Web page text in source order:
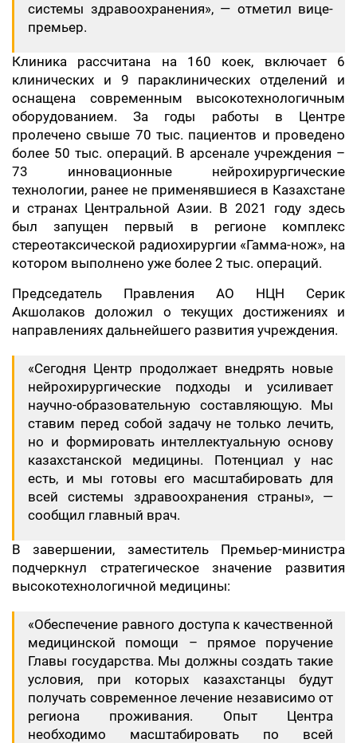
системы здравоохранения», — отметил вице-
премьер.
Клиника рассчитана на 160 коек, включает 6
клинических и 9 параклинических отделений и
оснащена современным высокотехнологичным
оборудованием. За годы работы в Центре
пролечено свыше 70 тыс. пациентов и проведено
более 50 тыс. операций. В арсенале учреждения –
73 инновационные нейрохирургические
технологии, ранее не применявшиеся в Казахстане
и странах Центральной Азии. В 2021 году здесь
был запущен первый в регионе комплекс
стереотаксической радиохирургии «Гамма-нож», на
котором выполнено уже более 2 тыс. операций.
Председатель Правления АО НЦН Серик
Акшолаков доложил о текущих достижениях и
направлениях дальнейшего развития учреждения.
«Сегодня Центр продолжает внедрять новые
нейрохирургические подходы и усиливает
научно-образовательную составляющую. Мы
ставим перед собой задачу не только лечить,
но и формировать интеллектуальную основу
казахстанской медицины. Потенциал у нас
есть, и мы готовы его масштабировать для
всей системы здравоохранения страны», —
сообщил главный врач.
В завершении, заместитель Премьер-министра
подчеркнул стратегическое значение развития
высокотехнологичной медицины:
«Обеспечение равного доступа к качественной
медицинской помощи – прямое поручение
Главы государства. Мы должны создать такие
условия, при которых казахстанцы будут
получать современное лечение независимо от
региона проживания. Опыт Центра
необходимо масштабировать по всей